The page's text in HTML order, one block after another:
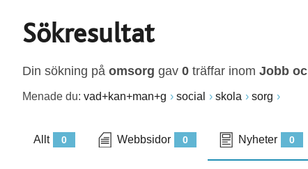
Sökresultat
Din sökning på omsorg gav 0 träffar inom Jobb
Menade du: vad+kan+man+g social skola sorg
0
Allt 0
Webbsidor 0
Nyheter